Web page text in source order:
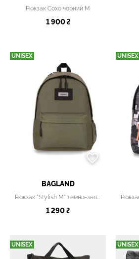
Рюкзак Сохо чорний М
1 900 ₴
UNISEX
BAGLAND
Рюкзак "Stylish M" темно-зелений
1 290 ₴
UNISEX
UNISEX UNISEX